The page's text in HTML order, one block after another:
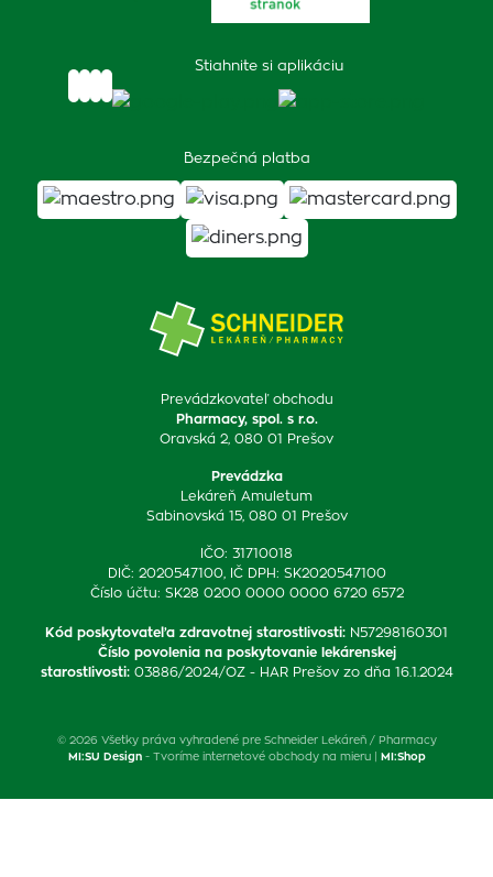
Prevádzkovateľ obchodu
Pharmacy, spol. s r.o.
Oravská 2, 080 01 Prešov
Prevádzka
Lekáreň Amuletum
Sabinovská 15, 080 01 Prešov
IČO: 31710018
DIČ: 2020547100, IČ DPH: SK2020547100
Číslo účtu: SK28 0200 0000 0000 6720 6572
Kód poskytovateľa zdravotnej starostlivosti: N57298160301
Číslo povolenia na poskytovanie lekárenskej
starostlivosti: 03886/2024/OZ - HAR Prešov zo dňa 16.1.2024
Stiahnite si aplikáciu
Bezpečná platba
© 2026 Všetky práva vyhradené pre Schneider Lekáreň / Pharmacy
MI:SU Design- Tvoríme internetové obchody na mieru | MI:Shop